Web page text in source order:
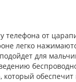
телефона от
легко
для
который